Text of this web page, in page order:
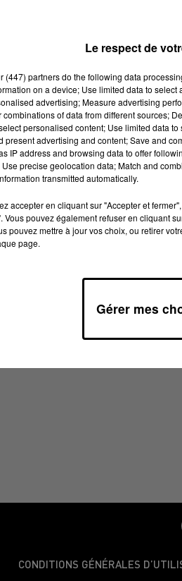
À 18H00
CONDITIONS GÉNÉRALES
Le respect de
(447) partnersdo the following data
on a device; Use limited data to
advertising; Measure advertising
combinations of data from different sources;
personalised content; Use limited data
present advertising and content; Save and
IP address and browsing data to offer
precise geolocation data; Match and
transmitted automatically.
accepter en cliquant sur "Accepter et
Vous pouvez également refuser en cliquant
pouvez mettre à jour vos choix, ou retirer
page.
Gérer mes